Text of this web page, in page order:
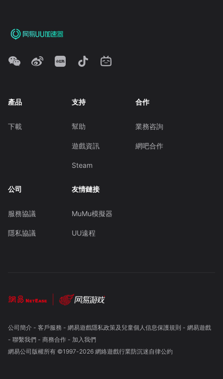
產品
下載
支持
幫助
遊戲資訊
Steam
合作
業務咨詢
網吧合作
公司
服務協議
隱私協議
友情鏈接
MuMu模擬器
UU遠程
公司簡介- 客戶服務 - 網易遊戲隱私政策及兒童個人信息保護規則 - 網易遊戲
- 聯繫我們- 商務合作- 加入我們
網易公司版權所有 ©1997-2026 網絡遊戲行業防沉迷自律公約